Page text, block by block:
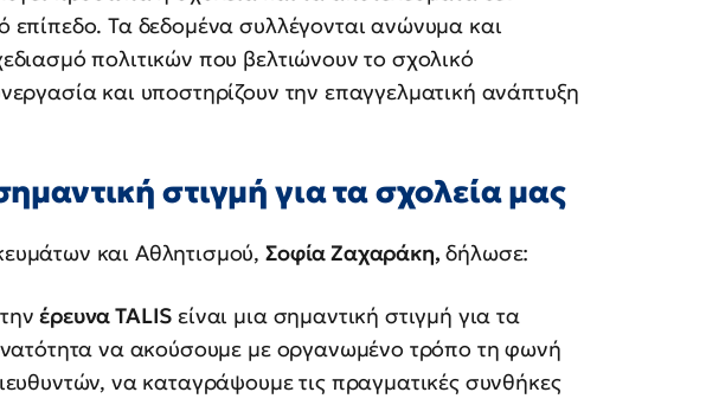
επίπεδο. Τα δεδομένα συλλέγονται ανώνυμα και
πολιτικών που βελτιώνουν το σχολικό
και υποστηρίζουν την επαγγελματική ανάπτυξη
στιγμή για τα σχολεία μας
και Αθλητισμού, Σοφία Ζαχαράκη, δήλωσε:
έρευνα TALIS είναι μια σημαντική στιγμή για τα
να ακούσουμε με οργανωμένο τρόπο τη φωνή
να καταγράψουμε τις πραγματικές συνθήκες